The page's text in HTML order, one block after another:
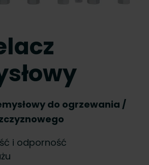
do ogrzewania /
i odporność